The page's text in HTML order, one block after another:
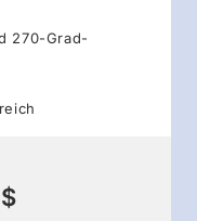
270-Grad-